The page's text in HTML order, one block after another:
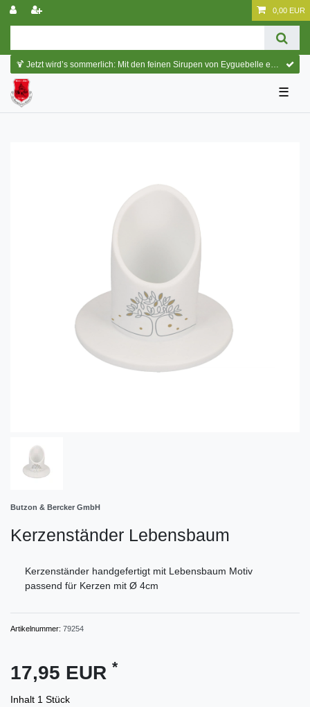
0,00 EUR
🍹 Jetzt wird’s sommerlich: Mit den feinen Sirupen von Eyguebelle entstehen erfrischende Cocktails und köstliche Sommerdrinks.
☰
Butzon & Bercker GmbH
Kerzenständer Lebensbaum
Kerzenständer handgefertigt mit Lebensbaum Motiv
passend für Kerzen mit Ø 4cm
Artikelnummer: 79254
17,95 EUR *
Inhalt 1 Stück